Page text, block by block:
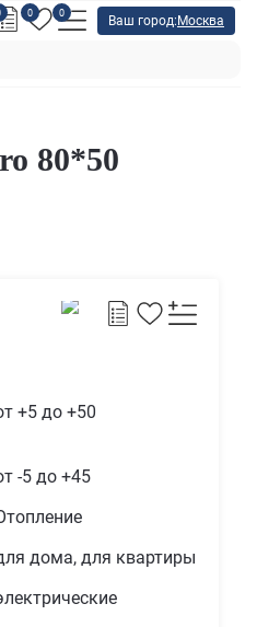
0 0
Ваш город: Москва
80*50
+5 до +50
-5 до +45
дома, для квартиры